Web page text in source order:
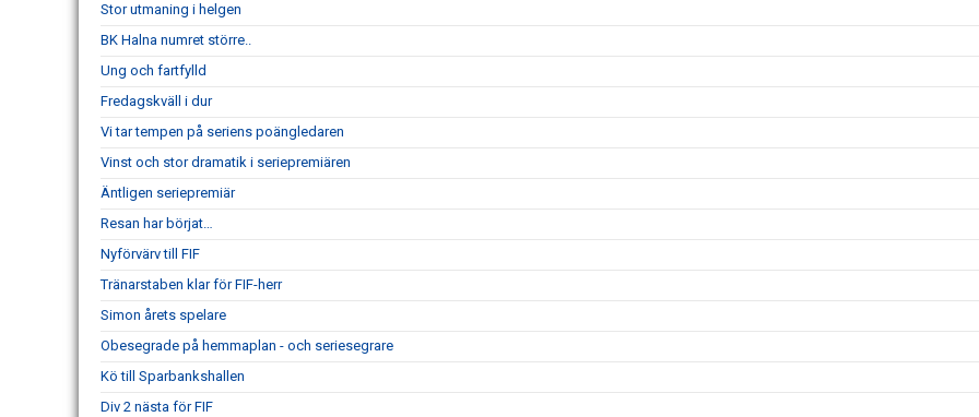
Stor utmaning i helgen
BK Halna numret större..
Ung och fartfylld
Fredagskväll i dur
Vi tar tempen på seriens poängledaren
Vinst och stor dramatik i seriepremiären
Äntligen seriepremiär
Resan har börjat…
Nyförvärv till FIF
Tränarstaben klar för FIF-herr
Simon årets spelare
Obesegrade på hemmaplan - och seriesegrare
Kö till Sparbankshallen
Div 2 nästa för FIF